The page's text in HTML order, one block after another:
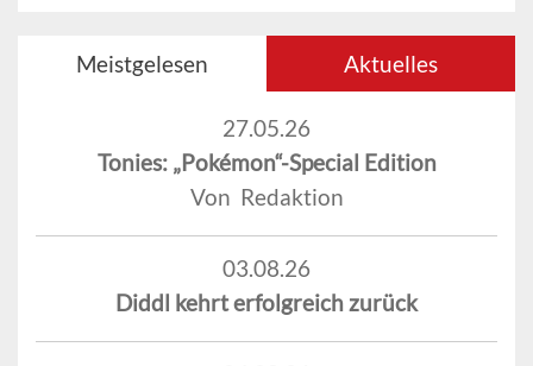
Meistgelesen Aktuelles
27.05.26
Tonies: „Pokémon“-Special Edition
Von Redaktion
03.08.26
Diddl kehrt erfolgreich zurück